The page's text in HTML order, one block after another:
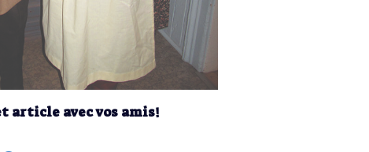
article avec vos amis!